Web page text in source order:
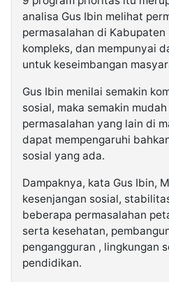
analisa Gus Ibin melihat
permasalahan di
kompleks, dan mempunyai
untuk keseimbangan
Gus Ibin menilai semakin
sosial, maka semakin
permasalahan yang lain di
dapat mempengaruhi
sosial yang ada.
Dampaknya, kata Gus Ibin,
kesenjangan sosial,
beberapa permasalahan
serta kesehatan,
pengangguran , lingkungan
pendidikan.